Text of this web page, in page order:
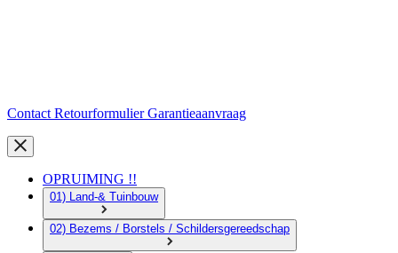
Contact RetourformulierGarantieaanvraag
OPRUIMING !!
01) Land-& Tuinbouw
02) Bezems / Borstels / Schildersgereedschap